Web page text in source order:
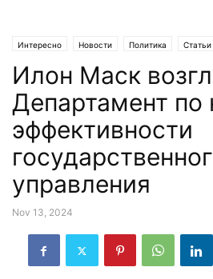
Интересно Новости Политика Статьи
Илон Маск
Департамент по
эффективности
управления
Nov 13, 2024